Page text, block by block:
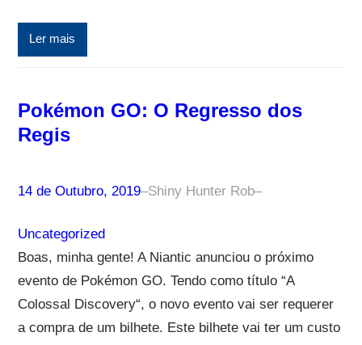
Ler mais
Pokémon GO: O Regresso dos
Regis
14 de Outubro, 2019–Shiny Hunter Rob–
Uncategorized
Boas, minha gente! A Niantic anunciou o próximo
evento de Pokémon GO. Tendo como título “A
Colossal Discovery“, o novo evento vai ser requerer
a compra de um bilhete. Este bilhete vai ter um custo